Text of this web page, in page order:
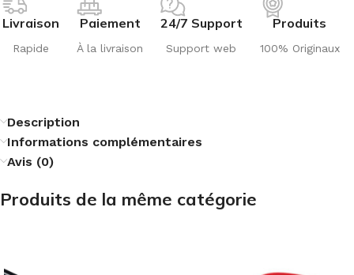
Livraison
Rapide
Paiement
À la livraison
24/7 Support
Support web
Produits
100% Originaux
Description
Informations complémentaires
Avis (0)
Produits de la même catégorie